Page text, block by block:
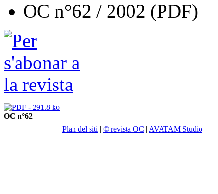
OC n°62 / 2002 (PDF)
OC n°62
Plan del siti | © revista OC | AVATAM Studio